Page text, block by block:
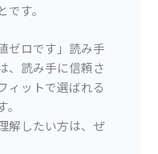
す。
ゼロです」読み手
、読み手に信頼さ
ィットで選ばれる
解したい方は、ぜ